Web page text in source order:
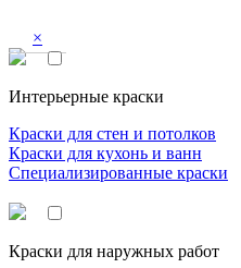
×
Интерьерные краски
Краски для стен и потолков
Краски для кухонь и ванн
Специализированные краски
Краски для наружных работ